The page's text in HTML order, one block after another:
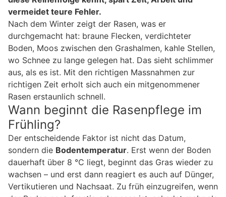
vermeidet teure Fehler.
Nach dem Winter zeigt der Rasen, was er
durchgemacht hat: braune Flecken, verdichteter
Boden, Moos zwischen den Grashalmen, kahle Stellen,
wo Schnee zu lange gelegen hat. Das sieht schlimmer
aus, als es ist. Mit den richtigen Massnahmen zur
richtigen Zeit erholt sich auch ein mitgenommener
Rasen erstaunlich schnell.
Wann beginnt die Rasenpflege im
Frühling?
Der entscheidende Faktor ist nicht das Datum,
sondern die Bodentemperatur. Erst wenn der Boden
dauerhaft über 8 °C liegt, beginnt das Gras wieder zu
wachsen – und erst dann reagiert es auch auf Dünger,
Vertikutieren und Nachsaat. Zu früh einzugreifen, wenn